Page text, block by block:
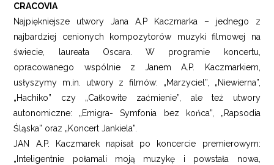
CRACOVIA
Najpiękniejsze utwory Jana A.P Kaczmarka – jednego z
najbardziej cenionych kompozytorów muzyki filmowej na
świecie, laureata Oscara. W programie koncertu,
opracowanego wspólnie z Janem A.P. Kaczmarkiem,
usłyszymy m.in. utwory z filmów: „Marzyciel”, „Niewierna”,
„Hachiko” czy „Całkowite zaćmienie”, ale też utwory
autonomiczne: „Emigra- Symfonia bez końca”, „Rapsodia
Śląska” oraz „Koncert Jankiela”.
JAN A.P. Kaczmarek napisał po koncercie premierowym:
„Inteligentnie połamali moją muzykę i powstała nowa,